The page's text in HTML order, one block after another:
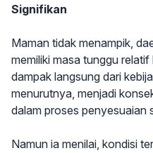
Signifikan
Maman tidak menampik,
memiliki masa tunggu
dampak langsung dari
menurutnya, menjadi
dalam proses penyesuaian
Namun ia menilai, kondisi